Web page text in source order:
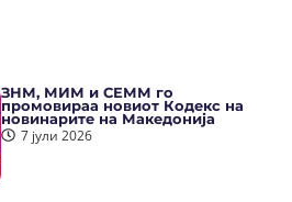
ЗНМ, МИМ и СЕММ го
промовираа новиот Кодекс на
новинарите на Македонија
7 јули 2026